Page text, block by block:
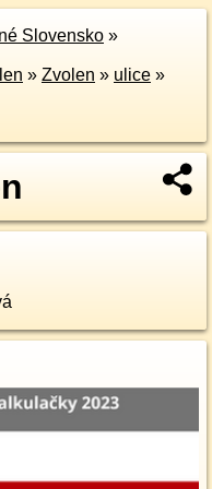
Slovensko »
» Zvolen » ulice »